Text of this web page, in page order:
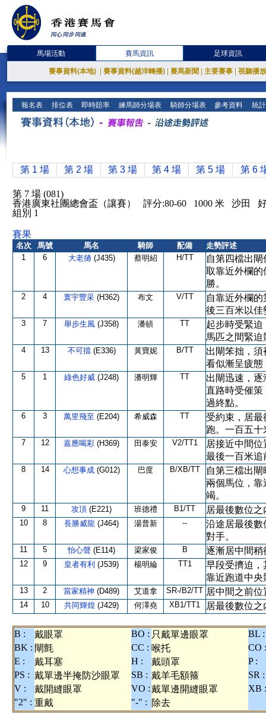
馬場活動 賽馬資訊 足球資訊
賽事資料(本地) 賽事資料(越洋轉播) 賽馬新聞 主要賽事 視聽播
報名表 排位表 即時賠率 練馬師分場表 騎師分場表 參考資料 統
第 1 場 第 2 場 第 3 場 第 4 場 第 5 場 第 6
第 7 場 (081)
香港廣東社團總會盃（讓賽） 評分:80-60 1000 米 沙田
組別 1
賽果
名次 馬號 馬名 騎師 配備
走勢評述
1
6 大老撾 (J435) 蔡明紹 H/TT
自第四檔出
取靠近外欄的
勝。
2 4 寰宇豐采 (H362) 布文 V/TT
自靠近外欄
後三百米以佳
3 7 舉步生風 (J358) 潘頓 TT
起步時受緊
馬匹之間緊
4 13 不可擋 (E336) 黃寶妮 B/TT
出閘笨拙，
看似漸呈疲態
5 1 綠色好威 (J248) 潘明輝 TT
出閘迅速，
直路時受催策
過終點。
6 3 萬里飛至 (E204) 希威森 TT
受約束，居
跑。一百五
7 12 嘉應喝彩 (H369) 田泰安 V2/TT1
居接近中間
最後一百米追
8 14 心想事成 (G012) 巴度 B/XB/TT
自第三檔出
兩個馬位，
竭。
9 11 攻頂 (E221) 班德禮 B1/TT 居最後數位
10 8 長勝威龍 (J464) 湯普新 --
沿途居最後數
對手。
11 5 怡心聲 (E114) 梁家俊 B 逐漸居中間稍
12 9 皇者有利 (J539) 楊明綸 TT1
早段受擠迫，
靠近跑道中央
13 2 當家精神 (D489) 艾道拿 SR-/B2/TT 居中間之前
14 10 共同輝煌 (J429) 何澤堯 XB1/TT1 居最後數位
B : 戴眼罩 BO : 只戴單邊眼罩
BL :
BK : 閘氈 CC : 喉托
CO :
E :
戴耳塞 H : 戴頭罩
P :
PS : 戴單邊半掩防沙眼罩 SB : 戴羊毛額箍
SR :
V :
戴開縫眼罩 VO :戴單邊開縫眼罩
XB :
"2" : 重戴 "-" : 除去